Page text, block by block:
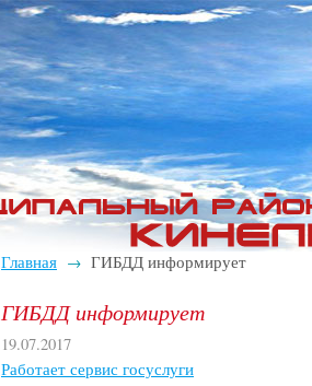
Главная → ГИБДД информирует
ГИБДД информирует
19.07.2017
Работает сервис госуслуги